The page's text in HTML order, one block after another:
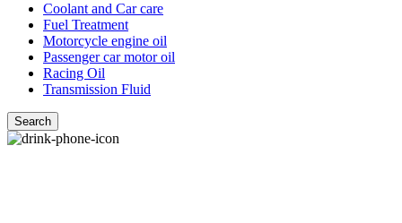
Coolant and Car care
Fuel Treatment
Motorcycle engine oil
Passenger car motor oil
Racing Oil
Transmission Fluid
Search